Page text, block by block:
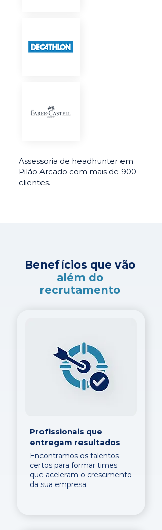
Assessoria de headhunter em
Pilão Arcado com mais de 900
clientes.
Benefícios que vão
além do
recrutamento
Profissionais que
entregam resultados
Encontramos os talentos
certos para formar times
que aceleram o crescimento
da sua empresa.